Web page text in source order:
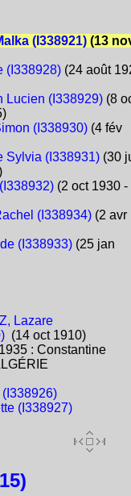
(I338921)(13
(I338928)(24 août
Lucien (I338929)(8
(I338930)(4 fév
Sylvia (I338931)(30
(2 oct 1930 -
(I338934)(2 avr
(I338933)(25 jan
Lazare
(14 oct 1910)
: Constantine
(I338927)